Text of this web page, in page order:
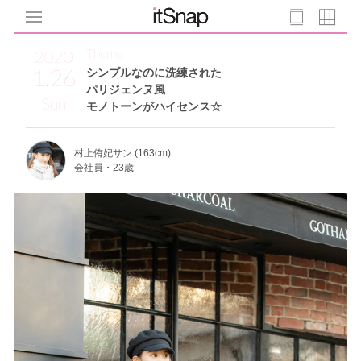
1.26
Sun
シンプルなのに洗練された
パリジェンヌ風
モノトーンがハイセンス☆
Theme
村上侑妃サン (163cm)
会社員・23歳